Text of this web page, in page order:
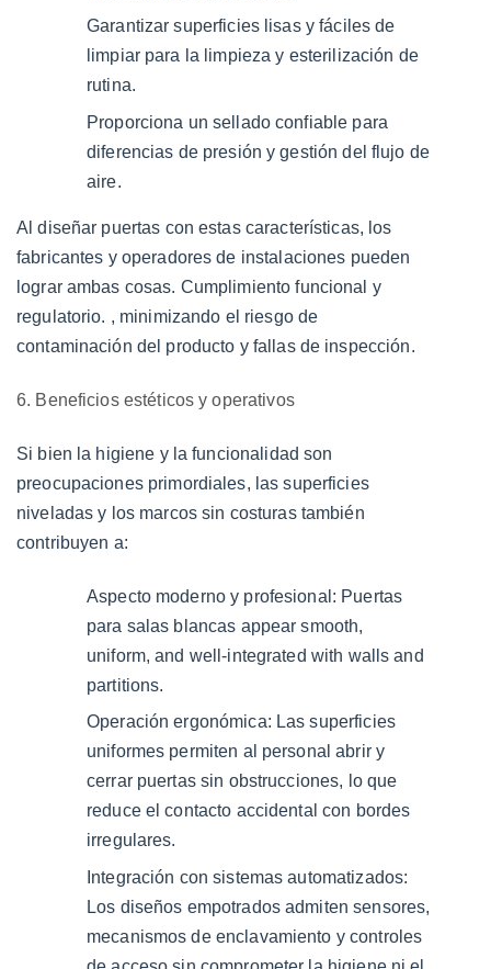
Garantizar superficies lisas y fáciles de
limpiar para la limpieza y esterilización de
rutina.
Proporciona un sellado confiable para
diferencias de presión y gestión del flujo de
aire.
Al diseñar puertas con estas características, los
fabricantes y operadores de instalaciones pueden
lograr ambas cosas. Cumplimiento funcional y
regulatorio. , minimizando el riesgo de
contaminación del producto y fallas de inspección.
6. Beneficios estéticos y operativos
Si bien la higiene y la funcionalidad son
preocupaciones primordiales, las superficies
niveladas y los marcos sin costuras también
contribuyen a:
Aspecto moderno y profesional: Puertas
para salas blancas appear smooth,
uniform, and well-integrated with walls and
partitions.
Operación ergonómica: Las superficies
uniformes permiten al personal abrir y
cerrar puertas sin obstrucciones, lo que
reduce el contacto accidental con bordes
irregulares.
Integración con sistemas automatizados:
Los diseños empotrados admiten sensores,
mecanismos de enclavamiento y controles